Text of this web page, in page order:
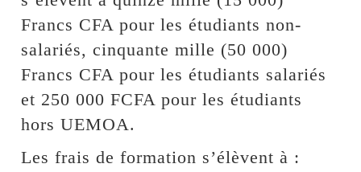
Francs CFA pour les étudiants non-
salariés, cinquante mille (50 000)
Francs CFA pour les étudiants salariés
et 250 000 FCFA pour les étudiants
hors UEMOA.
Les frais de formation s’élèvent à :